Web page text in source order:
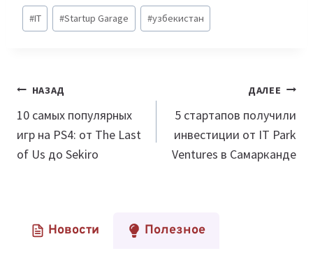
Метки
записи:
#IT #Startup Garage #узбекистан
Навигация
по
записям
НАЗАД
10 самых популярных
игр на PS4: от The Last
of Us до Sekiro
ДАЛЕЕ
5 стартапов получили
инвестиции от IT Park
Ventures в Самарканде
Новости Полезное